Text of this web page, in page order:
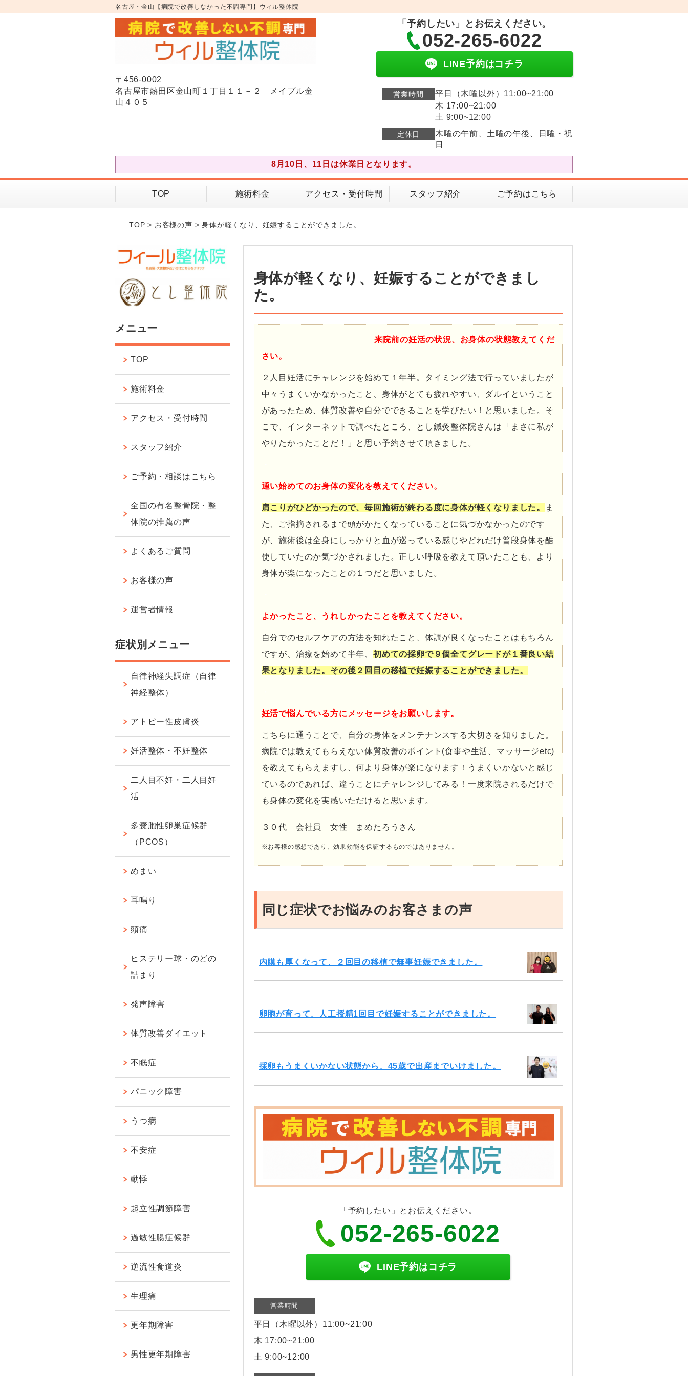
名古屋・金山【病院で改善しなかった不調専門】ウィル整体院
〒456-0002
名古屋市熱田区金山町１丁目１１－２ メイプル金
山４０５
「予約したい」とお伝えください。
052-265-6022
LINE予約はコチラ
営業時間
平日（木曜以外）11:00~21:00
木 17:00~21:00
土 9:00~12:00
定休日
木曜の午前、土曜の午後、日曜・祝
日
8月10日、11日は休業日となります。
TOP 施術料金 アクセス・受付時間 スタッフ紹介 ご予約はこちら
TOP > お客様の声 > 身体が軽くなり、妊娠することができました。
身体が軽くなり、妊娠することができまし
た。
来院前の妊活の状況、お身体の状態教えてくだ
さい。
２人目妊活にチャレンジを始めて１年半。タイミング法で行っていましたが
中々うまくいかなかったこと、身体がとても疲れやすい、ダルイということ
があったため、体質改善や自分でできることを学びたい！と思いました。そ
こで、インターネットで調べたところ、とし鍼灸整体院さんは「まさに私が
やりたかったことだ！」と思い予約させて頂きました。
通い始めてのお身体の変化を教えてください。
肩こりがひどかったので、毎回施術が終わる度に身体が軽くなりました。
ま
た、ご指摘されるまで頭がかたくなっていることに気づかなかったのです
が、施術後は全身にしっかりと血が巡っている感じやどれだけ普段身体を酷
使していたのか気づかされました。正しい呼吸を教えて頂いたことも、より
身体が楽になったことの１つだと思いました。
よかったこと、うれしかったことを教えてください。
自分でのセルフケアの方法を知れたこと、体調が良くなったことはもちろん
ですが、治療を始めて半年、初めての採卵で９個全てグレードが１番良い結
果となりました。その後２回目の移植で妊娠することができました。
妊活で悩んでいる方にメッセージをお願いします。
こちらに通うことで、自分の身体をメンテナンスする大切さを知りました。
病院では教えてもらえない体質改善のポイント(食事や生活、マッサージetc)
を教えてもらえますし、何より身体が楽になります！うまくいかないと感じ
ているのであれば、違うことにチャレンジしてみる！一度来院されるだけで
も身体の変化を実感いただけると思います。
３０代 会社員 女性 まめたろうさん
※お客様の感想であり、効果効能を保証するものではありません。
同じ症状でお悩みのお客さまの声
内膜も厚くなって、２回目の移植で無事妊娠できました。
卵胞が育って、人工授精1回目で妊娠することができました。
採卵もうまくいかない状態から、45歳で出産までいけました。
「予約したい」とお伝えください。
052-265-6022
LINE予約はコチラ
営業時間
平日（木曜以外）11:00~21:00
木 17:00~21:00
土 9:00~12:00
メニュー
TOP
施術料金
アクセス・受付時間
スタッフ紹介
ご予約・相談はこちら
全国の有名整骨院・整
体院の推薦の声
よくあるご質問
お客様の声
運営者情報
症状別メニュー
自律神経失調症（自律
神経整体）
アトピー性皮膚炎
妊活整体・不妊整体
二人目不妊・二人目妊
活
多嚢胞性卵巣症候群
（PCOS）
めまい
耳鳴り
頭痛
ヒステリー球・のどの
詰まり
発声障害
体質改善ダイエット
不眠症
パニック障害
うつ病
不安症
動悸
起立性調節障害
過敏性腸症候群
逆流性食道炎
生理痛
更年期障害
男性更年期障害